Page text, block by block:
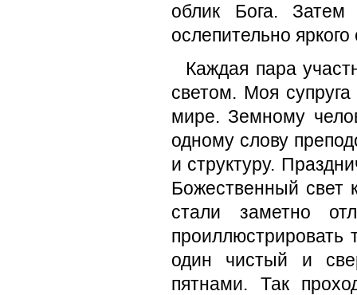
облик Бога.
ослепительно яркого
Каждая пара
светом. Моя
мире. Земному
одному слову
и структуру.
Божественный свет
стали заметно
один чистый и
пятнами. Так